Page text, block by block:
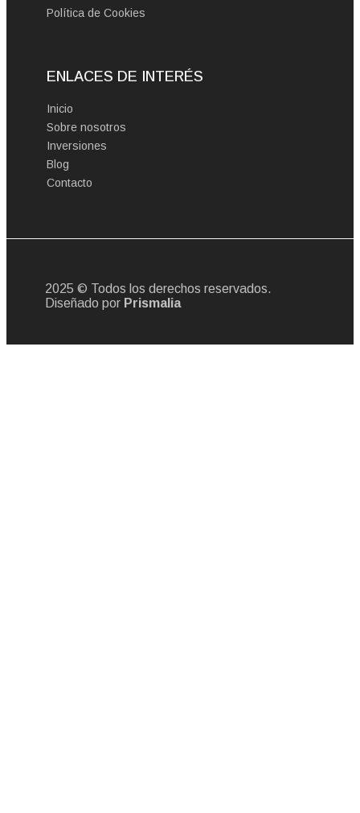
Política de Cookies
ENLACES DE INTERÉS
Inicio
Sobre nosotros
Inversiones
Blog
Contacto
2025 © Todos los derechos reservados.
Diseñado por Prismalia